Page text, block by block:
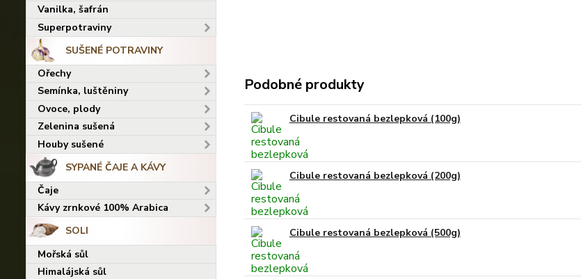
Vanilka, šafrán
Superpotraviny
SUŠENÉ POTRAVINY
Ořechy
Semínka, luštěniny
Ovoce, plody
Zelenina sušená
Houby sušené
SYPANÉ ČAJE A KÁVY
Čaje
Kávy zrnkové 100% Arabica
SOLI
Mořská sůl
Himalájská sůl
Podobné produkty
Cibule restovaná bezlepková (100g)
Cibule restovaná bezlepková (200g)
Cibule restovaná bezlepková (500g)